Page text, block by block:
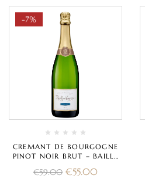
-7%
CREMANT DE BOURGOGNE
PINOT NOIR BRUT – BAILLY
€59.00 €55.00